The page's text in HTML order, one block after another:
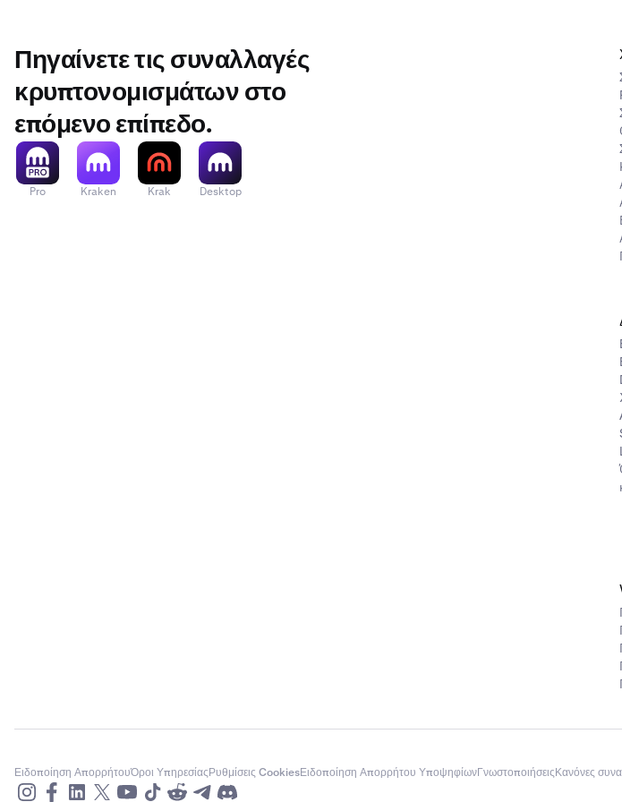
Ενώ οι θέσεις σας είναι ανοιχτές, είναι
health, την αξία εγγύησης και άλλες
σελίδα Margin στο χαρτοφυλάκιό σας
Πηγαίνετε τις συναλλαγές
κρυπτονομισμάτων στο
επόμενο επίπεδο.
Pro Kraken Krak Desktop
Ειδοποίηση ΑπορρήτουΌροι ΥπηρεσίαςΡυθμίσεις CookiesΕιδοποίηση Απορρήτου ΥποψηφίωνΓνωστοποιήσειςΚανόνες